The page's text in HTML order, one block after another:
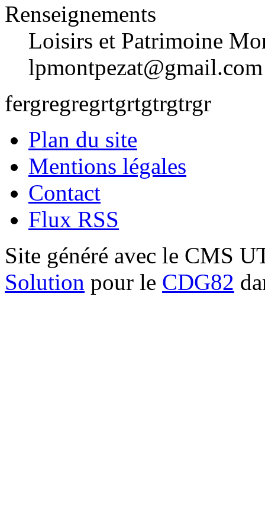
Renseignements
Loisirs et Patrimoine
lpmontpezat@gmail.com
fergregregrtgrtgtrgtrgr
Plan du site
Mentions légales
Contact
Flux RSS
Site généré avec le CMS
Solution pour le CDG82